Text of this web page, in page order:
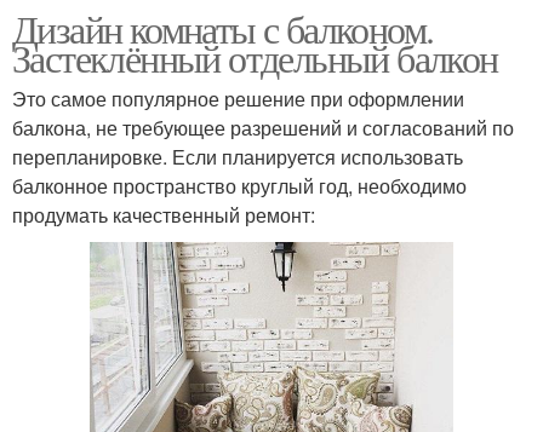
Дизайн комнаты с балконом.
Застеклённый отдельный балкон
Это самое популярное решение при оформлении
балкона, не требующее разрешений и согласований по
перепланировке. Если планируется использовать
балконное пространство круглый год, необходимо
продумать качественный ремонт: